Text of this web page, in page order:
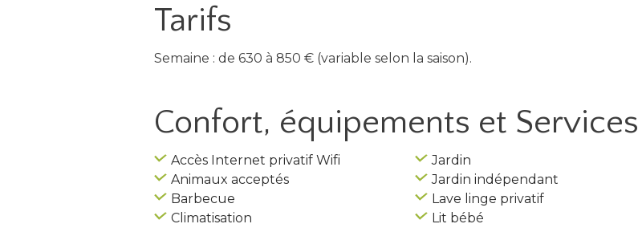
Tarifs
Semaine : de 630 à 850 € (variable selon la saison).
Confort, équipements et Services
Accès Internet privatif Wifi
Animaux acceptés
Barbecue
Climatisation
Jardin
Jardin indépendant
Lave linge privatif
Lit bébé